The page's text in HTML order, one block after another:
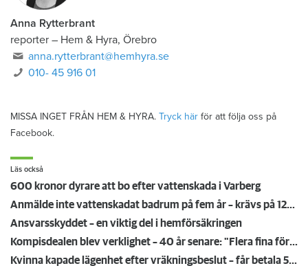
Anna Rytterbrant
reporter – Hem & Hyra, Örebro
anna.rytterbrant@hemhyra.se
010- 45 916 01
MISSA INGET FRÅN HEM & HYRA. Tryck här för att följa oss på
Facebook.
Läs också
600 kronor dyrare att bo efter vattenskada i Varberg
Anmälde inte vattenskadat badrum på fem år – krävs på 125 000 kronor
Ansvarsskyddet – en viktig del i hemförsäkringen
Kompisdealen blev verklighet – 40 år senare: "Flera fina fördelar med att dela bostad"
Kvinna kapade lägenhet efter vräkningsbeslut – får betala 50 000